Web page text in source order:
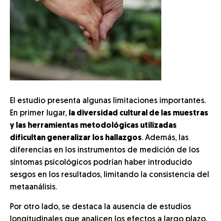
El estudio presenta algunas limitaciones importantes.
En primer lugar, la diversidad cultural de las muestras
y las herramientas metodológicas utilizadas
dificultan generalizar los hallazgos. Además, las
diferencias en los instrumentos de medición de los
síntomas psicológicos podrían haber introducido
sesgos en los resultados, limitando la consistencia del
metaanálisis.
Por otro lado, se destaca la ausencia de estudios